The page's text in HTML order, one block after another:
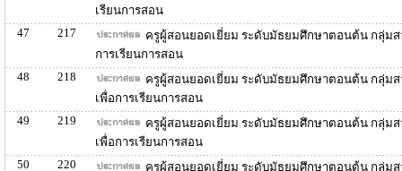
เรียนการสอน
47
217
ครูผู้สอนยอดเยี่ยม ระดับมัธยมศึกษาตอนต้น กลุ่มส
การเรียนการสอน
48
218
ครูผู้สอนยอดเยี่ยม ระดับมัธยมศึกษาตอนต้น กลุ่ม
เพื่อการเรียนการสอน
49
219
ครูผู้สอนยอดเยี่ยม ระดับมัธยมศึกษาตอนต้น กลุ่มส
เพื่อการเรียนการสอน
50
220
ครูผู้สอนยอดเยี่ยม ระดับมัธยมศึกษาตอนต้น กลุ่มส